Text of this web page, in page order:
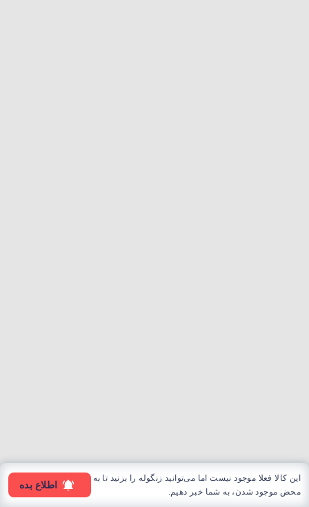
این کالا فعلا موجود نیست اما می‌توانید زنگوله را بزنید تا به
محض موجود شدن، به شما خبر دهیم.
اطلاع بده